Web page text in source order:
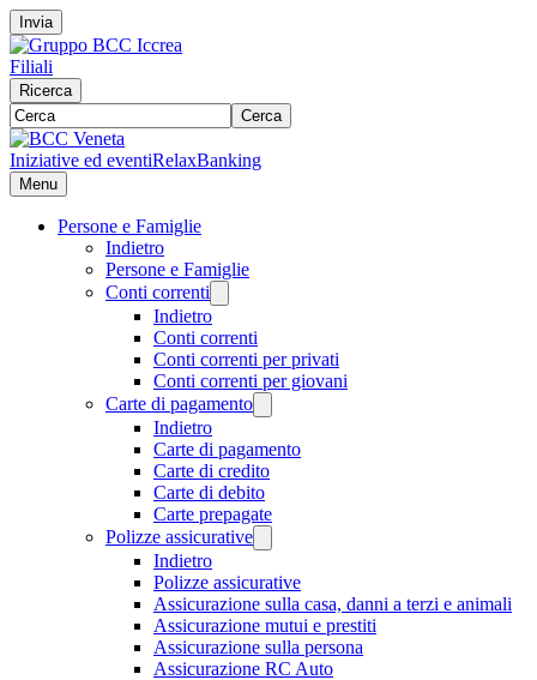
Invia
Filiali
Ricerca
Cerca
Iniziative ed eventiRelaxBanking
Menu
Persone e Famiglie
Indietro
Persone e Famiglie
Conti correnti
Indietro
Conti correnti
Conti correnti per privati
Conti correnti per giovani
Carte di pagamento
Indietro
Carte di pagamento
Carte di credito
Carte di debito
Carte prepagate
Polizze assicurative
Indietro
Polizze assicurative
Assicurazione sulla casa, danni a terzi e animali
Assicurazione mutui e prestiti
Assicurazione sulla persona
Assicurazione RC Auto